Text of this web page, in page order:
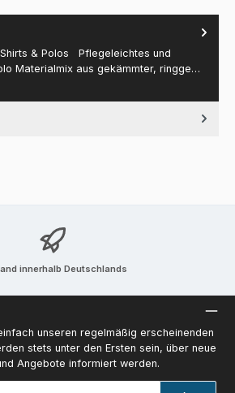
Shirts & Polos Pflegeleichtes und
Materialmix aus gekämmter, ringge…
innerhalb Deutschlands
unseren regelmäßig erscheinenden
stets unter den Ersten sein, über neue
Angebote informiert werden.